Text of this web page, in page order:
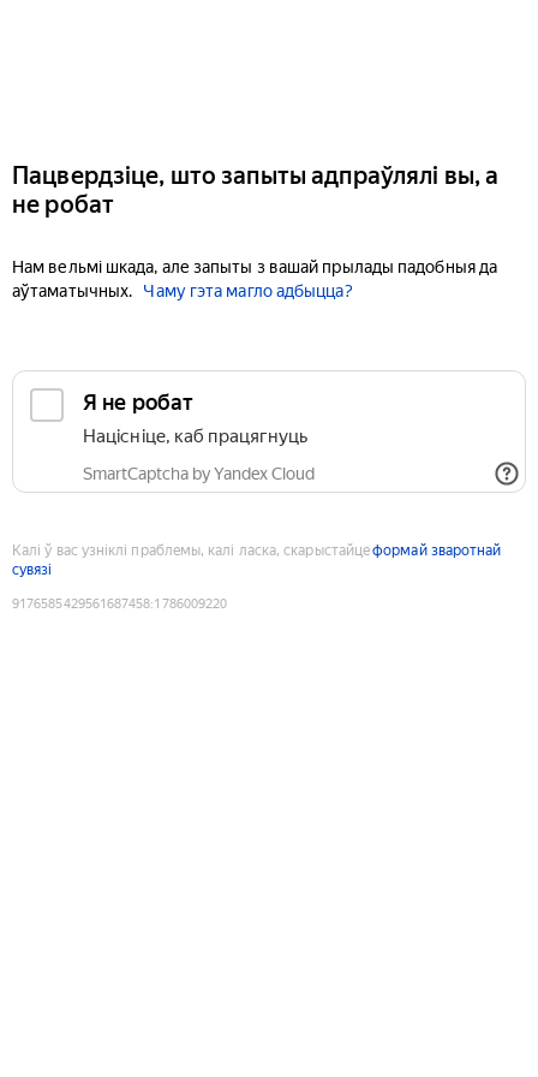
Пацвердзіце, што запыты адпраўлялі вы, а
не робат
Нам вельмі шкада, але запыты з вашай прылады падобныя да
аўтаматычных.
Чаму гэта магло адбыцца?
Я не робат
Націсніце, каб працягнуць
SmartCaptcha by Yandex Cloud
Калі ў вас узніклі праблемы, калі ласка, скарыстайцеформай зваротнай
сувязі
9176585429561687458:1786009220